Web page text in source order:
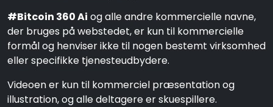
#Bitcoin 360 Ai og alle andre kommercielle navne,
der bruges på webstedet, er kun til kommercielle
formål og henviser ikke til nogen bestemt virksomhed
eller specifikke tjenesteudbydere.
Videoen er kun til kommerciel præsentation og
illustration, og alle deltagere er skuespillere.